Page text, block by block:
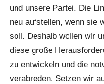
und unsere Partei. Die
neu aufstellen, wenn sie
soll. Deshalb wollen wir
diese große
zu entwickeln und die
verabreden. Setzen wir